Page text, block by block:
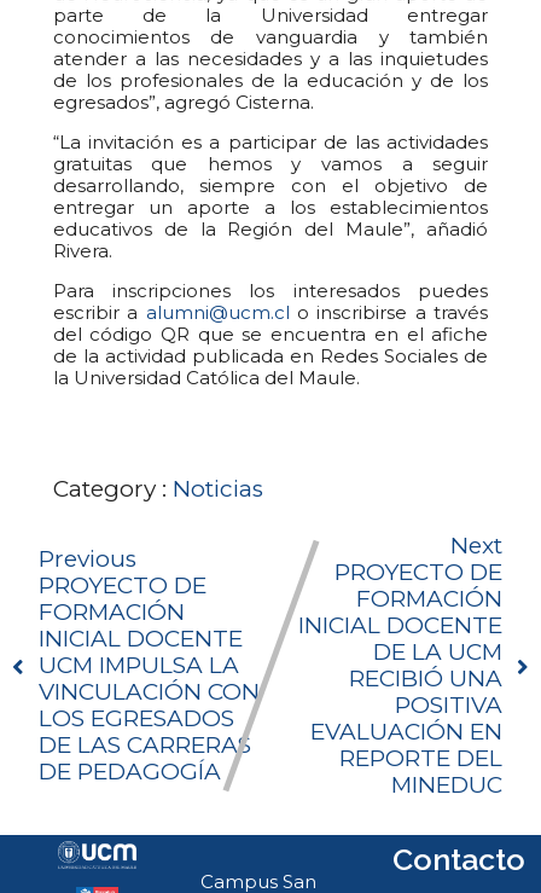
parte de la Universidad entregar
conocimientos de vanguardia y también
atender a las necesidades y a las inquietudes
de los profesionales de la educación y de los
egresados”, agregó Cisterna.
“La invitación es a participar de las actividades
gratuitas que hemos y vamos a seguir
desarrollando, siempre con el objetivo de
entregar un aporte a los establecimientos
educativos de la Región del Maule”, añadió
Rivera.
Para inscripciones los interesados puedes
escribir a alumni@ucm.cl o inscribirse a través
del código QR que se encuentra en el afiche
de la actividad publicada en Redes Sociales de
la Universidad Católica del Maule.
Category : Noticias
Previous
PROYECTO DE
FORMACIÓN
INICIAL DOCENTE
UCM IMPULSA LA
VINCULACIÓN CON
LOS EGRESADOS
DE LAS CARRERAS
DE PEDAGOGÍA
Next
PROYECTO DE
FORMACIÓN
INICIAL DOCENTE
DE LA UCM
RECIBIÓ UNA
POSITIVA
EVALUACIÓN EN
REPORTE DEL
MINEDUC
Campus San
Contacto